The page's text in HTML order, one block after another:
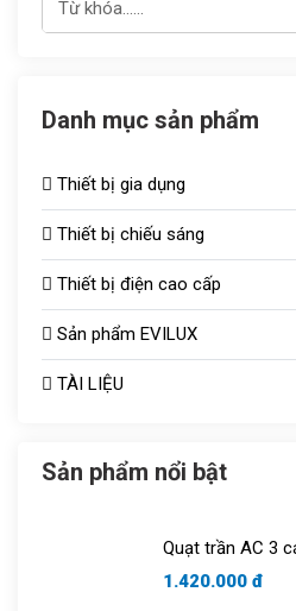
Danh mục sản phẩm
Thiết bị gia dụng
Thiết bị chiếu sáng
Thiết bị điện cao cấp
Đèn chiếu sáng TOT
Công tắc ổ cắm
Quạt thông gió
Sản phẩm EVILUX
Bóng sưởi
Bóng bulb
TÀI LIỆU
Sản phẩm nổi bật
Quạt trần AC 3
1.420.000 đ